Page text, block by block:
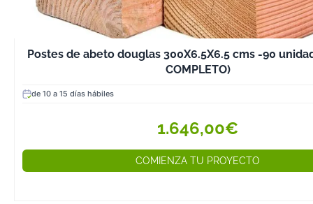
durabilidad.
5. Material
Proviene de
construcción y
Usos
de Abeto
Postes de abeto douglas 300X6.5X6.5 cms -90
COMPLETO)
de 10 a 15 días hábiles
1.646,00€
COMIENZA TU PROYECTO